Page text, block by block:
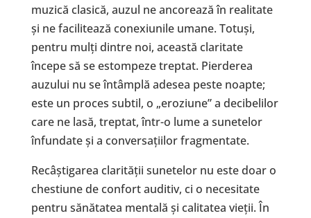
muzică clasică, auzul ne ancorează în realitate
și ne facilitează conexiunile umane. Totuși,
pentru mulți dintre noi, această claritate
începe să se estompeze treptat. Pierderea
auzului nu se întâmplă adesea peste noapte;
este un proces subtil, o „eroziune” a decibelilor
care ne lasă, treptat, într-o lume a sunetelor
înfundate și a conversațiilor fragmentate.
Recâștigarea clarității sunetelor nu este doar o
chestiune de confort auditiv, ci o necesitate
pentru sănătatea mentală și calitatea vieții. În